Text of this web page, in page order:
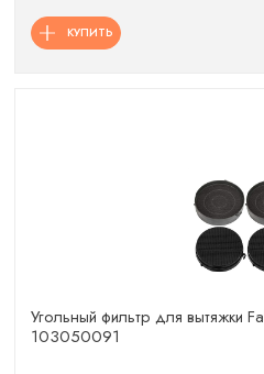
КУПИТЬ
Угольный фильтр для вытяжки
103050091